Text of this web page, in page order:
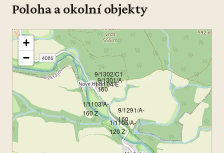
Poloha a okolní objekty
1/1103/A-
160 Z
1/1104/E
9/1301/A-
160
1/1105/A-
120 Z
9/1302/C1
9/1291/A-
160
+
−